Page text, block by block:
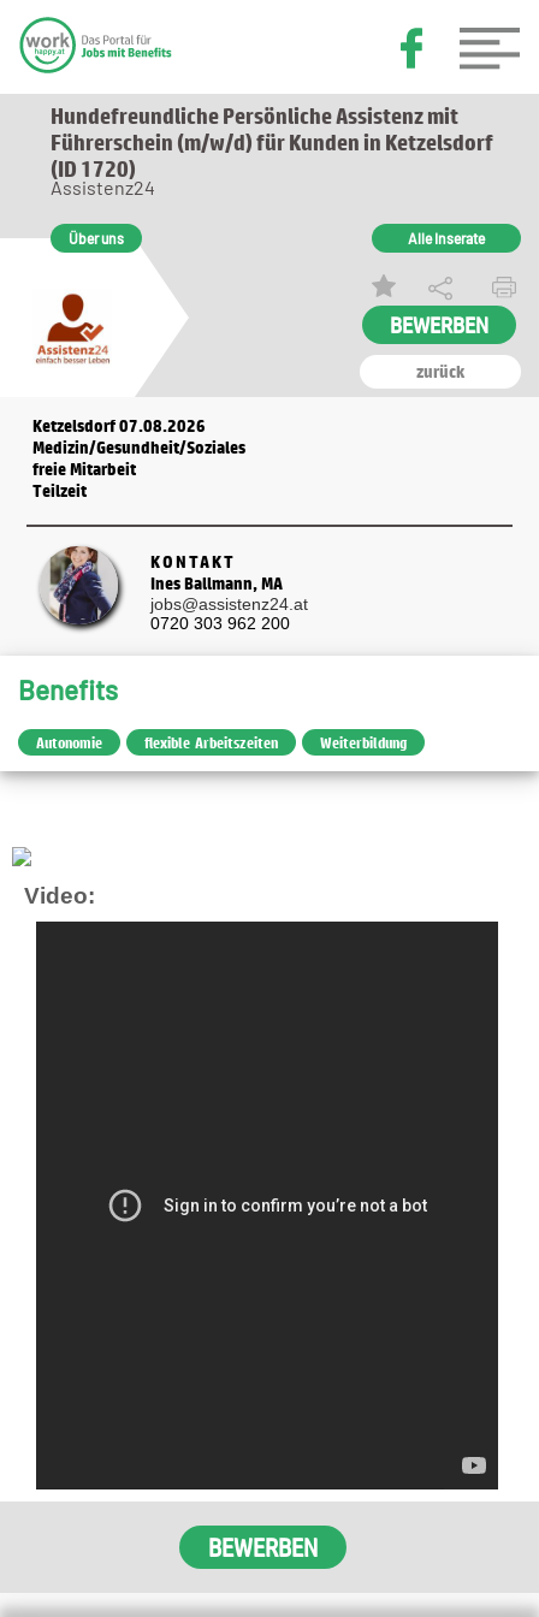
Hundefreundliche Persönliche Assistenz mit
Führerschein (m/w/d) für Kunden in Ketzelsdorf
(ID 1720)
zurück
Assistenz24
Über uns Alle Inserate
Ketzelsdorf 07.08.2026
Medizin/Gesundheit/Soziales
freie Mitarbeit
Teilzeit
KONTAKT
Ines Ballmann, MA
jobs@assistenz24.at
0720 303 962 200
Benefits
Autonomie flexible Arbeitszeiten Weiterbildung
Video: